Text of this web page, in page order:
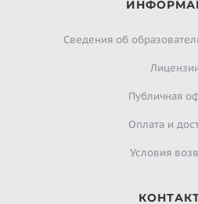
Сведения об
Публичная
Оплата и
Условия